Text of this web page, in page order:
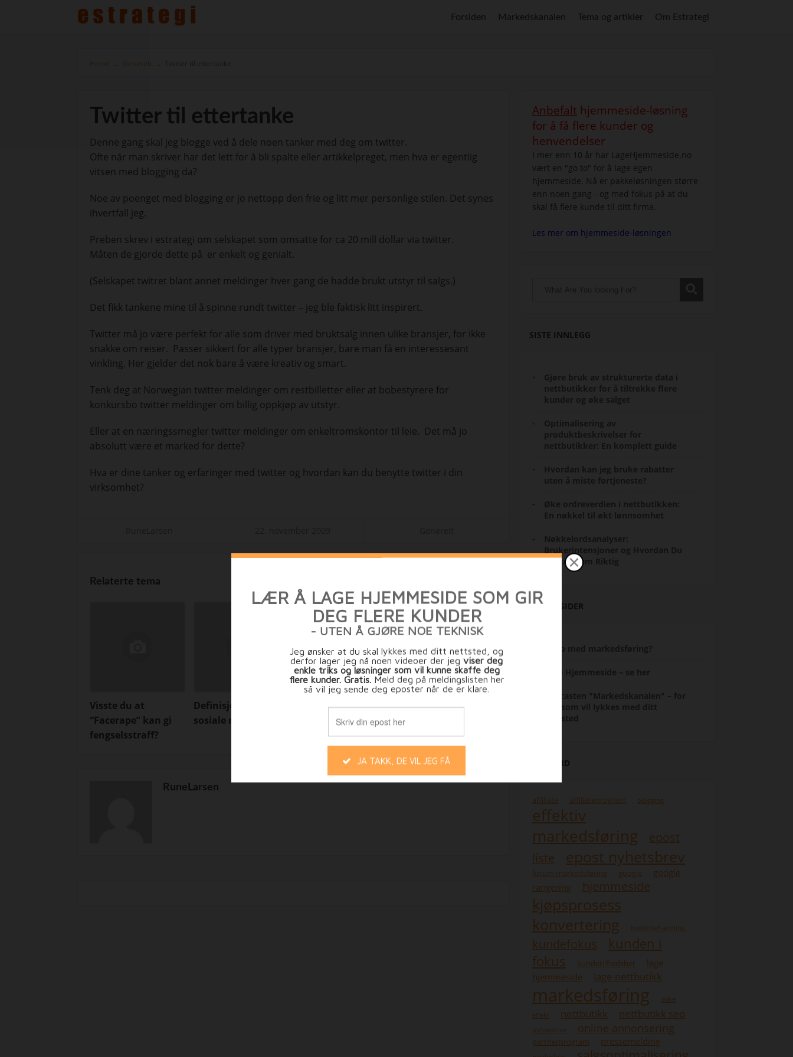
Forsiden Markedskanalen Tema og artikler Om Estrategi
Home → Generelt →
Twitter til ettertanke
Denne gang skal jeg blogge ved å dele noen tanker med deg om twitter.
Ofte når man skriver har det lett for å bli spalte eller artikkelpreget, men hva er egentlig
vitsen med blogging da?
Noe av poenget med blogging er jo nettopp den frie og litt mer personlige stilen. Det synes
ihvertfall jeg.
Preben skrev i estrategi om selskapet som omsatte for ca 20 mill dollar via twitter.
Måten de gjorde dette på er enkelt og genialt.
(Selskapet twitret blant annet meldinger hver gang de hadde brukt utstyr til salgs.)
Det fikk tankene mine til å spinne rundt twitter – jeg ble faktisk litt inspirert.
Twitter må jo være perfekt for alle som driver med bruktsalg innen ulike bransjer, for ikke
snakke om reiser. Passer sikkert for alle typer bransjer, bare man få en interessesant
vinkling. Her gjelder det nok bare å være kreativ og smart.
Tenk deg at Norwegian twitter meldinger om restbilletter eller at bobestyrere for
konkursbo twitter meldinger om billig oppkjøp av utstyr.
Eller at en næringssmegler twitter meldinger om enkeltromskontor til leie. Det må jo
absolutt være et marked for dette?
Hva er dine tanker og erfaringer med twitter og hvordan kan du benytte twitter i din
virksomhet?
Relaterte tema
Visste du at
“Facerape” kan gi
fengselsstraff?
Definisjoner på
sosiale medier
Til ettertanke: Om
sosiale medier
RuneLarsen
Anbefalt hjemmeside-løsning
for å få flere kunder og
henvendelser
I mer enn 10 år har LageHjemmeside.no
vært en "go to" for å lage egen
hjemmeside. Nå er pakkeløsningen større
enn noen gang - og med fokus på at du
skal få flere kunde til ditt firma.
Les mer om hjemmeside-løsningen
SISTE INNLEGG
Brukerintensjoner og Hvordan Du
Bruker Dem Riktig
ANDRE SIDER
STIKKORD
affiliate affiliateprogram blogging
effektiv
markedsføring
epost
liste
epost nyhetsbrev
forum markedsføring google
google
rangering
hjemmeside
kjøpsprosess
konvertering
kundebehandling
kundefokus
kunden i
fokus
kundetilfredshet
lage
hjemmeside
lage nettbutikk
markedsføring
måle
effekt
nettbutikk nettbutikk seo
nyhetsbrev online annonsering
partnerprogram pressemelding
Hei, Estrategi.no bruker cookies for å gjøre din opplevelse bedre samt
fungere godt. Vi regner med at det er ok for deg, men du kan deaktivere
cookies hvis du vil
Innstillinger GODTATT